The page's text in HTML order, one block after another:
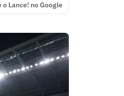
o Lance! no Google